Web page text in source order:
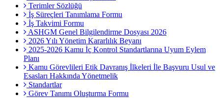
Terimler Sözlüğü
İş Süreçleri Tanımlama Formu
İş Takvimi Formu
ASHGM Genel Bilgilendirme Dosyası 2026
2026 Yılı Yönetim Kararlılık Beyanı
2025-2026 Kamu İç Kontrol Standartlarına Uyum Eylem
Planı
Kamu Görevlileri Etik Davranış İlkeleri İle Başvuru Usul ve
Esasları Hakkında Yönetmelik
Standartlar
Görev Tanımı Oluşturma Formu